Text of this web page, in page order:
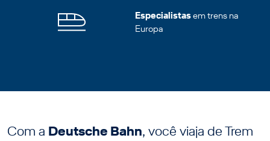
Especialistasem trens na
Europa
Com a Deutsche Bahn, você viaja de Trem